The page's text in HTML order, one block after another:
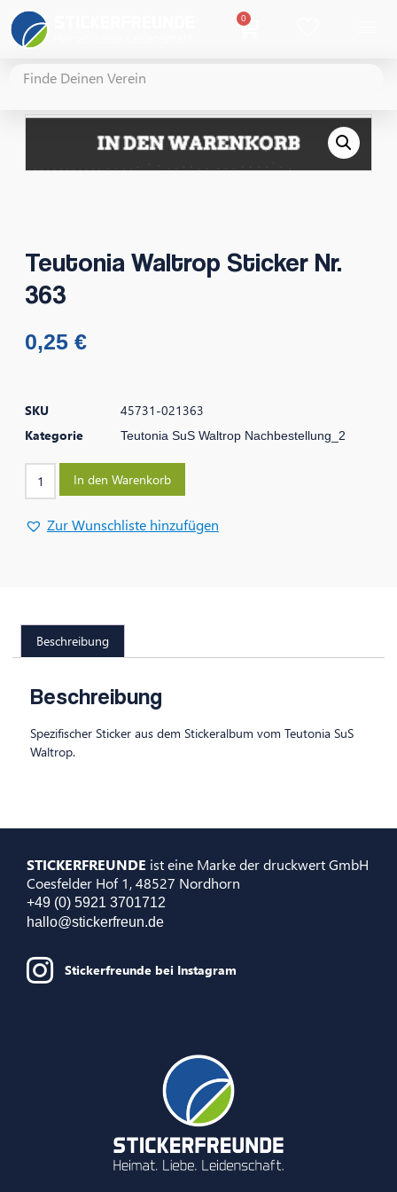
0
Teutonia Waltrop Sticker Nr.
363
0,25 €
SKU
45731-021363
Kategorie
Teutonia SuS Waltrop Nachbestellung_2
In den Warenkorb
Zur Wunschliste hinzufügen
Beschreibung
Beschreibung
Spezifischer Sticker aus dem Stickeralbum vom Teutonia SuS
Waltrop.
STICKERFREUNDE ist eine Marke der druckwert GmbH
Coesfelder Hof 1, 48527 Nordhorn
+49 (0) 5921 3701712
hallo@stickerfreun.de
Stickerfreunde bei Instagram